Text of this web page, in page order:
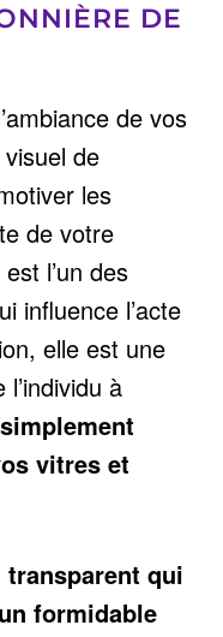
DE
de vos
de
les
de votre
l’un des
influence l’acte
elle est une
à
vitres et
qui
formidable